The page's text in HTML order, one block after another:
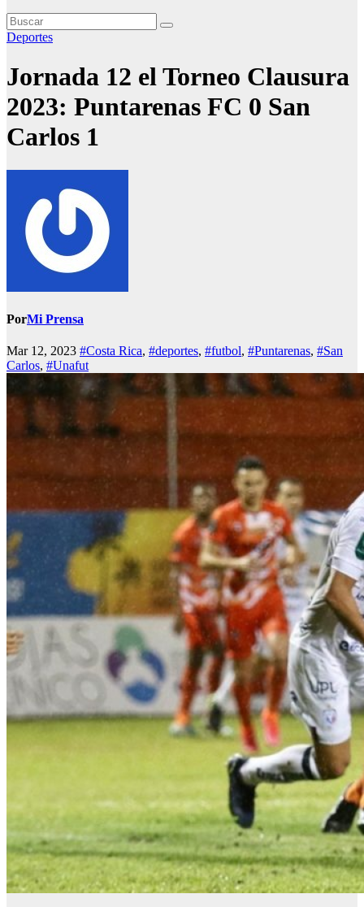
Deportes
Jornada 12 el Torneo Clausura
2023: Puntarenas FC 0 San
Carlos 1
PorMi Prensa
Mar 12, 2023 #Costa Rica, #deportes, #futbol, #Puntarenas, #San
Carlos, #Unafut